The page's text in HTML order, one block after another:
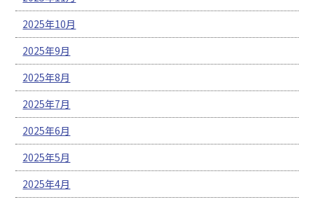
2025年10月
2025年9月
2025年8月
2025年7月
2025年6月
2025年5月
2025年4月